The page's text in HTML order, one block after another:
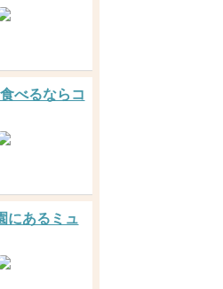
べるならコ
にあるミュ